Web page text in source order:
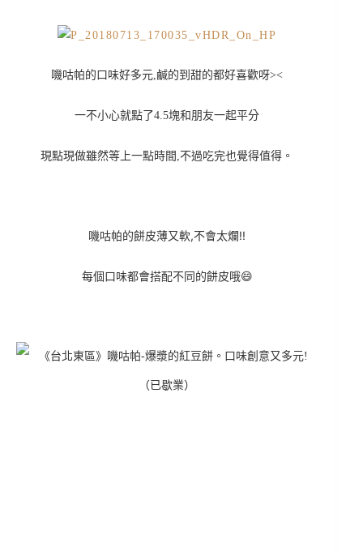
嘰咕帕的口味好多元,鹹的到甜的都好喜歡呀><
一不小心就點了4.5塊和朋友一起平分
現點現做雖然等上一點時間,不過吃完也覺得值得。
嘰咕帕的餅皮薄又軟,不會太爛!!
每個口味都會搭配不同的餅皮哦😄